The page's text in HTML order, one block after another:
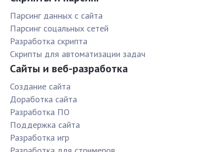
Парсинг данных с сайта
Парсинг соцальных сетей
Разработка скрипта
Скрипты для автоматизации задач
Сайты и веб-разработка
Создание сайта
Доработка сайта
Разработка ПО
Поддержка сайта
Разработка игр